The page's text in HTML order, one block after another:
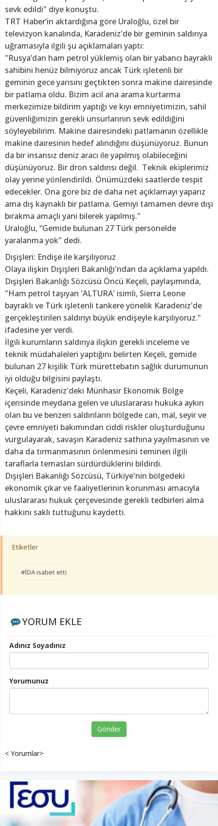
sevk edildi" diye konuştu.
TRT Haber’in aktardığına göre Uraloğlu, özel bir
televizyon kanalında, Karadeniz'de bir geminin saldırıya
uğramasıyla ilgili şu açıklamaları yaptı:
"Rusya’dan ham petrol yüklemiş olan bir yabancı bayraklı
sahibini henüz bilmiyoruz ancak Türk işletenli bir
geminin gece yarısını geçtikten sonra makine dairesinde
bir patlama oldu. Bizim acil ana arama kurtarma
merkezimize bildirim yaptığı ve kıyı emniyetimizin, sahil
güvenliğimizin gerekli unsurlarının sevk edildiğini
söyleyebilirim. Makine dairesindeki patlamanın özellikle
makine dairesinin hedef alındığını düşünüyoruz. Bunun
da bir insansız deniz aracı ile yapılmış olabileceğini
düşünüyoruz. Bir dron saldırısı değil. Teknik ekiplerimiz
olay yerine yönlendirildi. Önümüzdeki saatlerde tespit
edecekler. Ona göre biz de daha net açıklamayı yaparız
ama dış kaynaklı bir patlama. Gemiyi tamamen devre dışı
bırakma amaçlı yani bilerek yapılmış."
Uraloğlu, “Gemide bulunan 27 Türk personelde
yaralanma yok" dedi.
Dışişleri: Endişe ile karşılıyoruz
Olaya ilişkin Dışişleri Bakanlığı'ndan da açıklama yapıldı.
Dışişleri Bakanlığı Sözcüsü Öncü Keçeli, paylaşımında,
"Ham petrol taşıyan 'ALTURA' isimli, Sierra Leone
bayraklı ve Türk işletenli tankere yönelik Karadeniz'de
gerçekleştirilen saldırıyı büyük endişeyle karşılıyoruz."
ifadesine yer verdi.
İlgili kurumların saldırıya ilişkin gerekli inceleme ve
teknik müdahaleleri yaptığını belirten Keçeli, gemide
bulunan 27 kişilik Türk mürettebatın sağlık durumunun
iyi olduğu bilgisini paylaştı.
Keçeli, Karadeniz'deki Münhasır Ekonomik Bölge
içerisinde meydana gelen ve uluslararası hukuka aykırı
olan bu ve benzeri saldırıların bölgede can, mal, seyir ve
çevre emniyeti bakımından ciddi riskler oluşturduğunu
vurgulayarak, savaşın Karadeniz sathına yayılmasının ve
daha da tırmanmasının önlenmesini teminen ilgili
taraflarla temasları sürdürdüklerini bildirdi.
Dışişleri Bakanlığı Sözcüsü, Türkiye'nin bölgedeki
ekonomik çıkar ve faaliyetlerinin korunması amacıyla
uluslararası hukuk çerçevesinde gerekli tedbirleri alma
hakkını saklı tuttuğunu kaydetti.
Etiketler
#İDA isabet etti
YORUM EKLE
Adınız Soyadınız
Yorumunuz
Gönder
< Yorumlar>